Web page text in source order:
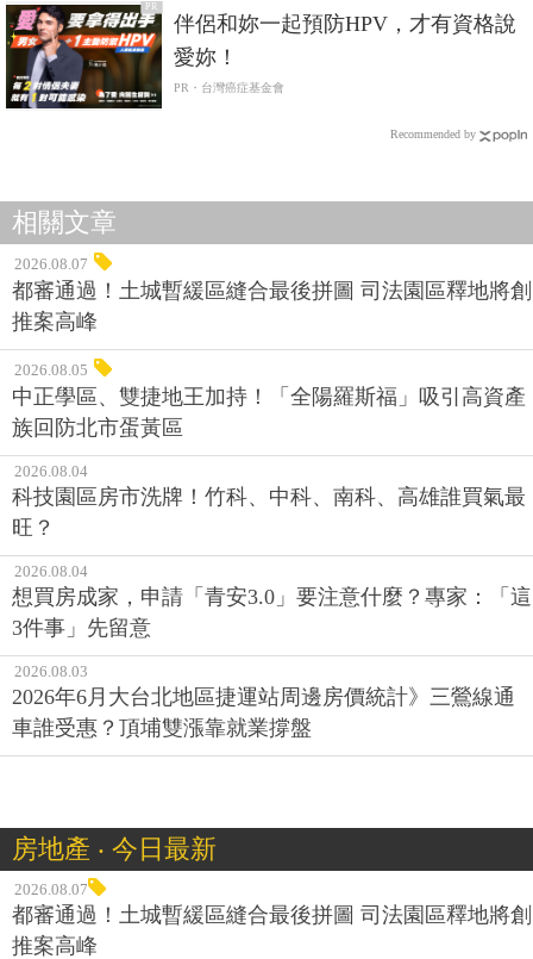
PR
伴侶和妳一起預防HPV，才有資格說
愛妳！
PR・台灣癌症基金會
Recommended by
相關文章
2026.08.07
都審通過！土城暫緩區縫合最後拼圖 司法園區釋地將創
推案高峰
2026.08.05
中正學區、雙捷地王加持！「全陽羅斯福」吸引高資產
族回防北市蛋黃區
2026.08.04
科技園區房市洗牌！竹科、中科、南科、高雄誰買氣最
旺？
2026.08.04
想買房成家，申請「青安3.0」要注意什麼？專家：「這
3件事」先留意
2026.08.03
2026年6月大台北地區捷運站周邊房價統計》三鶯線通
車誰受惠？頂埔雙漲靠就業撐盤
房地產 ‧ 今日最新
2026.08.07
都審通過！土城暫緩區縫合最後拼圖 司法園區釋地將創
推案高峰